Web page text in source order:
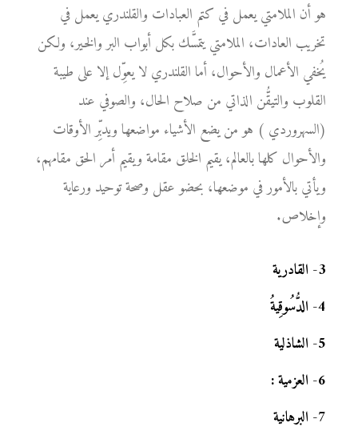
هو أن الملامتي يعمل في كتم العبادات والقلندري يعمل في
تخريب العادات، الملامتي يتمسَّك بكل أبواب البر والخير، ولكن
يُخفي الأعمال والأحوال، أما القلندري لا يعوِّل إلا على طيبة
القلوب والتيقُّن الذاتي من صلاح الحال، والصوفي عند
(السهروردي ) هو من يضع الأشياء مواضعها ويدبِّر الأوقات
والأحوال كلها بالعالم، يقيم الخلق مقامة ويقيم أمر الحق مقامهم،
ويأتي بالأمور في موضعها، بحضو عقل وصحة توحيد ورعاية
وإخلاص.
3
- القادرية
4
- الدُّسُوقِيةُ
5
- الشاذلية
6
- العزمية :
7
- البرهانية